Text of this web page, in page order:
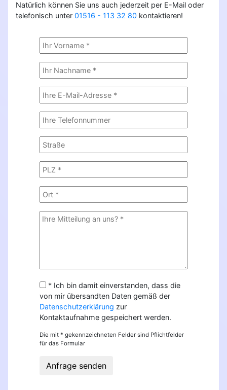
Natürlich können Sie uns auch jederzeit per E-Mail oder
telefonisch unter 01516 - 113 32 80 kontaktieren!
* Ich bin damit einverstanden, dass die
von mir übersandten Daten gemäß der
Datenschutzerklärung zur
Kontaktaufnahme gespeichert werden.
Die mit * gekennzeichneten Felder sind Pflichtfelder
für das Formular
Anfrage senden